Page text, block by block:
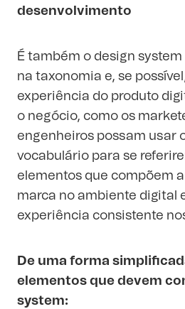
desenvolvimento
É também o design
na taxonomia e, se
experiência do produto
o negócio, como os
engenheiros possam usar
vocabulário para se
elementos que compõem
marca no ambiente digital
experiência consistente
De uma forma
elementos que devem
system: